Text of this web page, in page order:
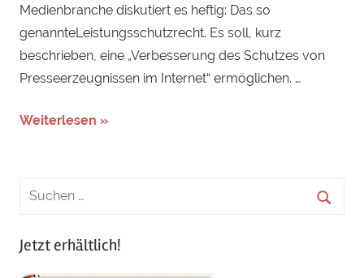
Medienbranche diskutiert es heftig: Das so
genannteLeistungsschutzrecht. Es soll, kurz
beschrieben, eine „Verbesserung des Schutzes von
Presseerzeugnissen im Internet“ ermöglichen. …
Weiterlesen »
Jetzt erhältlich!